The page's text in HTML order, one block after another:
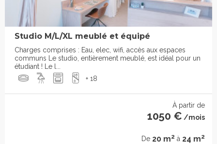
Studio M/L/XL meublé et équipé
Charges comprises : Eau, elec, wifi, accès aux espaces
communs Le studio, entièrement meublé, est idéal pour un
étudiant ! Le l...
+ 18
À partir de
1050 € /mois
De 20 m2 à 24 m2